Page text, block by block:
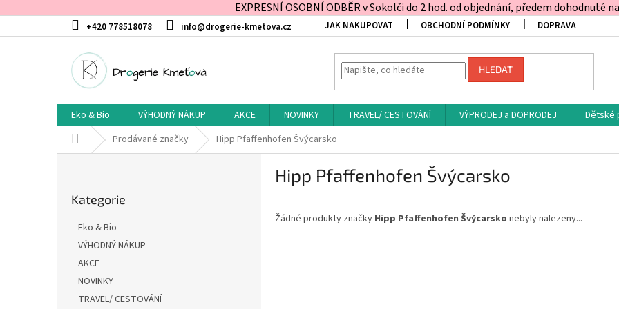
EXPRESNÍ OSOBNÍ ODBĚR v Sokolči do 2 hod. od objednání, předem dohodnuté
na
+420 778518078 info@drogerie-kmetova.cz JAK NAKUPOVAT OBCHODNÍ PODMÍNKY DOPRAVA
HLEDAT
Eko & Bio VÝHODNÝ NÁKUP AKCE NOVINKY TRAVEL/ CESTOVÁNÍ VÝPRODEJ a DOPRODEJ Dětské
Domů Prodávané značky Hipp Pfaffenhofen Švýcarsko
kategorie
Kategorie
Eko & Bio
VÝHODNÝ NÁKUP
AKCE
NOVINKY
TRAVEL/ CESTOVÁNÍ
Hipp Pfaffenhofen Švýcarsko
Žádné produkty značky Hipp Pfaffenhofen Švýcarsko nebyly nalezeny...